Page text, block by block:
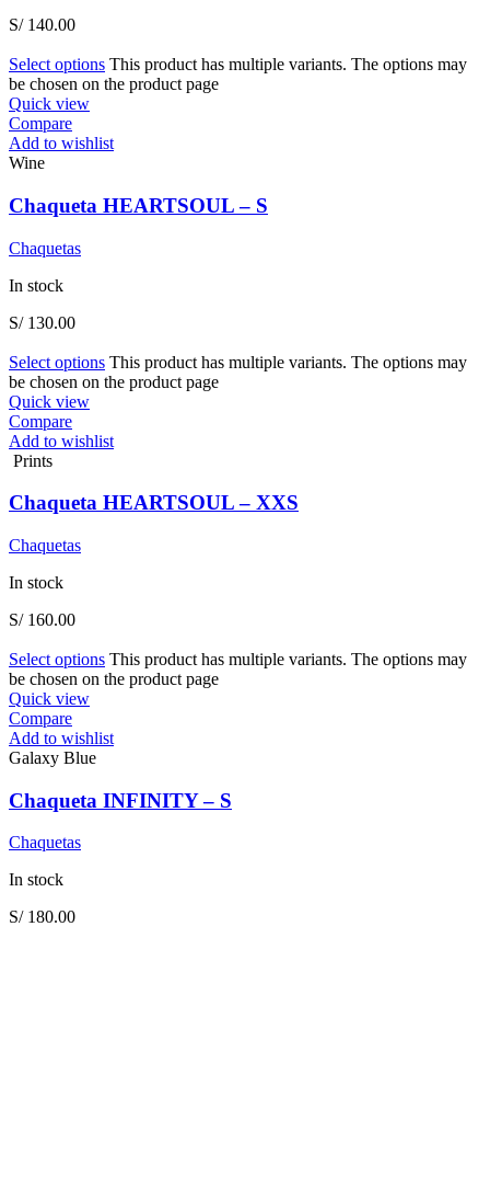
S/140.00
Select options This product has multiple variants. The options may
be chosen on the product page
Quick view
Compare
Add to wishlist
Wine
Chaqueta HEARTSOUL – S
Chaquetas
In stock
S/130.00
Select options This product has multiple variants. The options may
be chosen on the product page
Quick view
Compare
Add to wishlist
Prints
Chaqueta HEARTSOUL – XXS
Chaquetas
In stock
S/160.00
Select options This product has multiple variants. The options may
be chosen on the product page
Quick view
Compare
Add to wishlist
Galaxy Blue
Chaqueta INFINITY – S
Chaquetas
In stock
S/180.00